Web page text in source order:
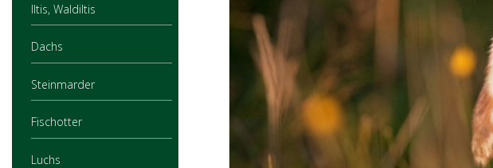
Iltis, Waldiltis
Dachs
Steinmarder
Fischotter
Luchs